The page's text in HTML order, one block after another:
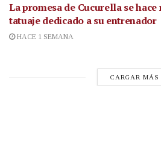
La promesa de Cucurella se
tatuaje dedicado a su entrenador
HACE 1 SEMANA
CARGAR MÁS